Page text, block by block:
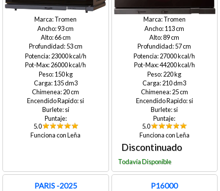
Tromen
93
66
53
23000
26000
150
135
20
si
si
5.0
Leña
Tromen
113
89
57
27000
44200
220
210
25
si
si
5.0
Leña
PARIS -2025 P16000